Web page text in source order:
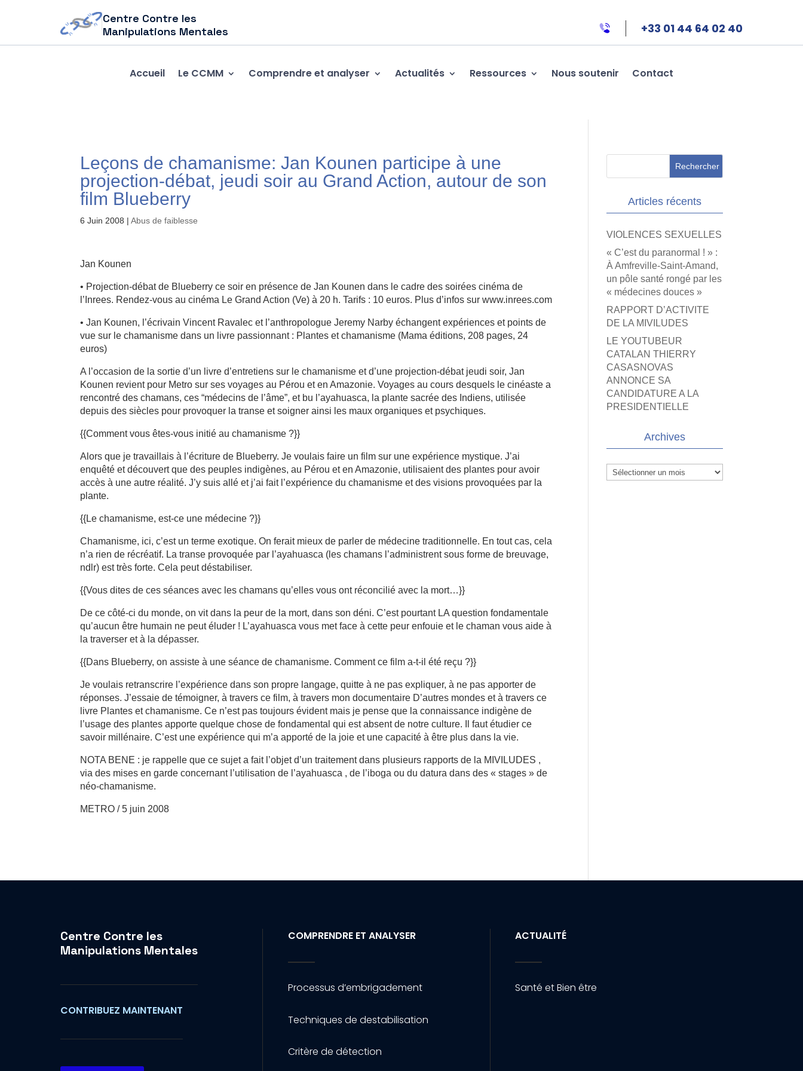
Centre Contre les
Manipulations Mentales
+33 01 44 64 02 40
Accueil Le CCMM Comprendre et analyser Actualités Ressources Nous soutenir Contact
Leçons de chamanisme: Jan Kounen participe à une
projection-débat, jeudi soir au Grand Action, autour de son
film Blueberry
6 Juin 2008 |Abus de faiblesse
Jan Kounen
• Projection-débat de Blueberry ce soir en présence de Jan Kounen dans le cadre des soirées cinéma de
l’Inrees. Rendez-vous au cinéma Le Grand Action (Ve) à 20 h. Tarifs : 10 euros. Plus d’infos sur www.inrees.com
• Jan Kounen, l’écrivain Vincent Ravalec et l’anthropologue Jeremy Narby échangent expériences et points de
vue sur le chamanisme dans un livre passionnant : Plantes et chamanisme (Mama éditions, 208 pages, 24
euros)
A l’occasion de la sortie d’un livre d’entretiens sur le chamanisme et d’une projection-débat jeudi soir, Jan
Kounen revient pour Metro sur ses voyages au Pérou et en Amazonie. Voyages au cours desquels le cinéaste a
rencontré des chamans, ces “médecins de l’âme”, et bu l’ayahuasca, la plante sacrée des Indiens, utilisée
depuis des siècles pour provoquer la transe et soigner ainsi les maux organiques et psychiques.
{{Comment vous êtes-vous initié au chamanisme ?}}
Alors que je travaillais à l’écriture de Blueberry. Je voulais faire un film sur une expérience mystique. J’ai
enquêté et découvert que des peuples indigènes, au Pérou et en Amazonie, utilisaient des plantes pour avoir
accès à une autre réalité. J’y suis allé et j’ai fait l’expérience du chama­nisme et des visions provoquées par la
plante.
{{Le chamanisme, est-ce une médecine ?}}
Chamanisme, ici, c’est un terme exotique. On ferait mieux de parler de médecine traditionnelle. En tout cas, cela
n’a rien de récréatif. La transe provoquée par l’ayahuasca (les chamans l’administrent sous forme de breuvage,
ndlr) est très forte. Cela peut déstabiliser.
{{Vous dites de ces séances avec les chamans qu’elles vous ont réconcilié avec la mort…}}
De ce côté-ci du monde, on vit dans la peur de la mort, dans son déni. C’est pourtant LA question fondamentale
qu’aucun être humain ne peut éluder ! L’ayahuasca vous met face à cette peur enfouie et le chaman vous aide à
la traverser et à la dépasser.
{{Dans Blueberry, on assiste à une séance de chamanisme. Comment ce film a-t-il été reçu ?}}
Je voulais retranscrire l’expérience dans son propre langage, quitte à ne pas expliquer, à ne pas apporter de
réponses. J’essaie de témoigner, à travers ce film, à travers mon documentaire D’autres mondes et à travers ce
livre Plantes et chamanisme. Ce n’est pas toujours évident mais je pense que la connaissance indigène de
l’usage des plantes apporte quelque chose de fondamental qui est absent de notre culture. Il faut étudier ce
savoir millénaire. C’est une expérience qui m’a apporté de la joie et une capacité à être plus dans la vie.
NOTA BENE : je rappelle que ce sujet a fait l’objet d’un traitement dans plusieurs rapports de la MIVILUDES ,
via des mises en garde concernant l’utilisation de l’ayahuasca , de l’iboga ou du datura dans des « stages » de
néo-chamanisme.
METRO / 5 juin 2008
Articles récents
VIOLENCES SEXUELLES
« C’est du paranormal ! » :
À Amfreville-Saint-Amand,
un pôle santé rongé par les
« médecines douces »
RAPPORT D’ACTIVITE
DE LA MIVILUDES
LE YOUTUBEUR
CATALAN THIERRY
CASASNOVAS
ANNONCE SA
CANDIDATURE A LA
PRESIDENTIELLE
Archives
Archives
Centre Contre les
Manipulations Mentales
CONTRIBUEZ MAINTENANT
COMPRENDRE ET ANALYSER
Processus d’embrigadement
Techniques de destabilisation
Critère de détection
ACTUALITÉ
Santé et Bien être